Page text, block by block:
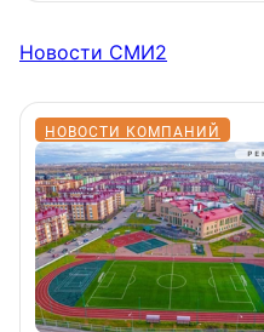
Новости СМИ2
НОВОСТИ КОМПАНИЙ